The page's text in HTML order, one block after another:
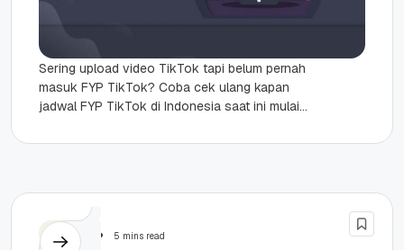
Sering upload video TikTok tapi belum pernah
masuk FYP TikTok? Coba cek ulang kapan
jadwal FYP TikTok di Indonesia saat ini mulai
Tutorial 5 mins read